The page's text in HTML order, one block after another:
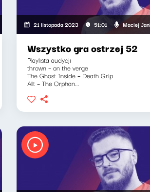
21 listopada 2023 51:01 Maciej
Wszystko gra ostrzej 52
Playlista audycji:
thrown – on the verge
The Ghost Inside – Death Grip
Allt – The Orphan...